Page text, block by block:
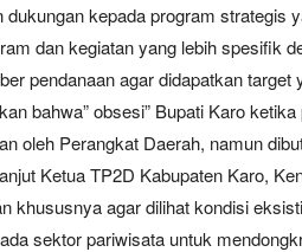
kepada program strategis
dan kegiatan yang lebih spesifik
pendanaan agar didapatkan target
bahwa” obsesi” Bupati Karo
oleh Perangkat Daerah, namun
Ketua TP2D Kabupaten Karo,
khususnya agar dilihat kondisi
sektor pariwisata untuk